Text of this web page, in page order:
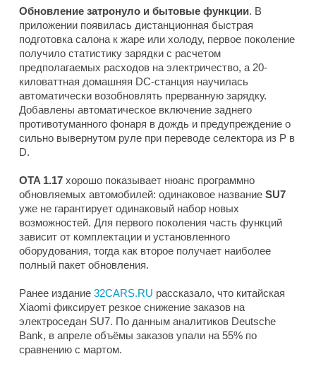
Обновление затронуло и бытовые функции. В
приложении появилась дистанционная быстрая
подготовка салона к жаре или холоду, первое поколение
получило статистику зарядки с расчетом
предполагаемых расходов на электричество, а 20-
киловаттная домашняя DC-станция научилась
автоматически возобновлять прерванную зарядку.
Добавлены автоматическое включение заднего
противотуманного фонаря в дождь и предупреждение о
сильно вывернутом руле при переводе селектора из P в
D.
OTA 1.17 хорошо показывает нюанс программно
обновляемых автомобилей: одинаковое название SU7
уже не гарантирует одинаковый набор новых
возможностей. Для первого поколения часть функций
зависит от комплектации и установленного
оборудования, тогда как второе получает наиболее
полный пакет обновления.
Ранее издание 32CARS.RU рассказало, что китайская
Xiaomi фиксирует резкое снижение заказов на
электроседан SU7. По данным аналитиков Deutsche
Bank, в апреле объёмы заказов упали на 55% по
сравнению с мартом.